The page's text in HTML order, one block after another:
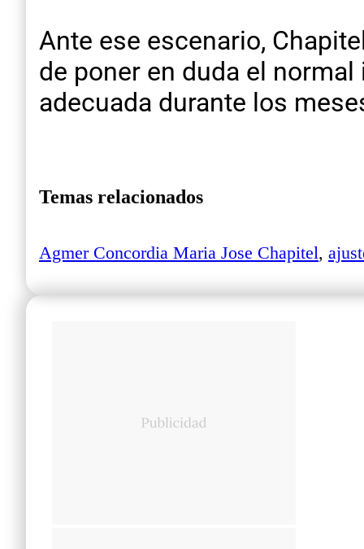
Ante ese escenario,
de poner en duda el
adecuada durante los
Temas relacionados
Agmer Concordia Maria Jose Chapitel,